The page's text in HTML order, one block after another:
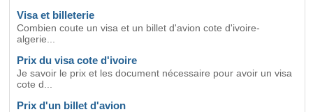
Visa et billeterie
Combien coute un visa et un billet d'avion cote d'ivoire-
algerie...
Prix du visa cote d'ivoire
Je savoir le prix et les document nécessaire pour avoir un visa
cote d...
Prix d'un billet d'avion